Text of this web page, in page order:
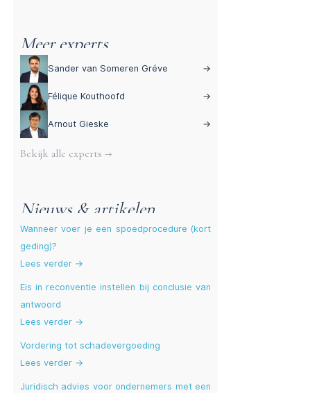
Meer experts
Sander van Someren Gréve →
Félique Kouthoofd →
Arnout Gieske →
Bekijk alle experts →
Nieuws & artikelen
Wanneer voer je een spoedprocedure (kort
geding)?
Lees verder →
Eis in reconventie instellen bij conclusie van
antwoord
Lees verder →
Vordering tot schadevergoeding
Lees verder →
Juridisch advies voor ondernemers met een